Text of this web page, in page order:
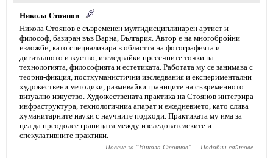
Никола Стоянов
Никола Стоянов е съвременен мултидисциплинарен артист и
философ, базиран във Варна, България. Автор е на многобройни
изложби, като специализира в областта на фотографията и
дигиталното изкуство, изследвайки пресечните точки на
технологията, философията и естетиката. Работата му се занимава с
теория-фикция, постхуманистични изследвания и експериментални
художествени методики, размивайки границите на съвременното
визуално изкуство. Художествената практика на Стоянов интегрира
инфраструктура, технологичниа апарат и ежедневието, като слива
хуманитарните науки с научните подходи. Практиката му има за
цел да преодолее границата между изследователските и
спекулативните практики.
Повече за "Никола Стоянов" Подобни сайтове